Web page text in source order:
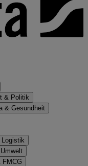
& Politik
& Gesundheit
Logistik
FMCG